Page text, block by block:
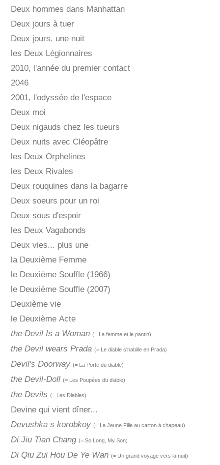
Deux hommes dans Manhattan
Deux jours à tuer
Deux jours, une nuit
les Deux Légionnaires
2010, l'année du premier contact
2046
2001, l'odyssée de l'espace
Deux moi
Deux nigauds chez les tueurs
Deux nuits avec Cléopâtre
les Deux Orphelines
les Deux Rivales
Deux rouquines dans la bagarre
Deux soeurs pour un roi
Deux sous d'espoir
les Deux Vagabonds
Deux vies... plus une
la Deuxième Femme
le Deuxième Souffle (1966)
le Deuxième Souffle (2007)
Deuxième vie
le Deuxième Acte
the Devil Is a Woman (= La femme et le pantin)
the Devil wears Prada (= Le diable s'habille en Prada)
Devil's Doorway (= La Porte du diable)
the Devil-Doll (= Les Poupées du diable)
the Devils (= Les Diables)
Devine qui vient dîner...
Devushka s korobkoy (= La Jeune Fille au carton à chapeau)
Di Jiu Tian Chang (= So Long, My Son)
Di Qiu Zui Hou De Ye Wan (= Un grand voyage vers la nuit)